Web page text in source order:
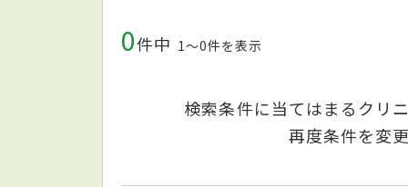
0件中 1〜0件を表示
検索条件に当てはまるクリ
再度条件を変